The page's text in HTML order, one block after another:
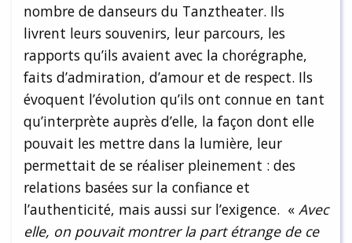
nombre de danseurs du Tanztheater. Ils
livrent leurs souvenirs, leur parcours, les
rapports qu’ils avaient avec la chorégraphe,
faits d’admiration, d’amour et de respect. Ils
évoquent l’évolution qu’ils ont connue en tant
qu’interprète auprès d’elle, la façon dont elle
pouvait les mettre dans la lumière, leur
permettait de se réaliser pleinement : des
relations basées sur la confiance et
l’authenticité, mais aussi sur l’exigence. « Avec
elle, on pouvait montrer la part étrange de ce